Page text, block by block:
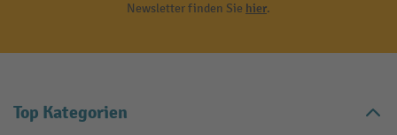
Newsletter finden Sie hier.
Top Kategorien